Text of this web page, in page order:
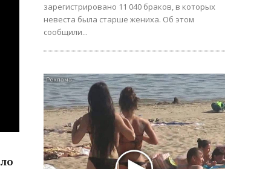
зарегистрировано 11 040 браков, в которых
невеста была старше жениха. Об этом
сообщили...